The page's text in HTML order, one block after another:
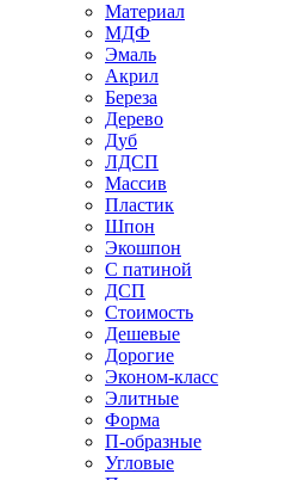
Материал
МДФ
Эмаль
Акрил
Береза
Дерево
Дуб
ЛДСП
Массив
Пластик
Шпон
Экошпон
С патиной
ДСП
Стоимость
Дешевые
Дорогие
Эконом-класс
Элитные
Форма
П-образные
Угловые